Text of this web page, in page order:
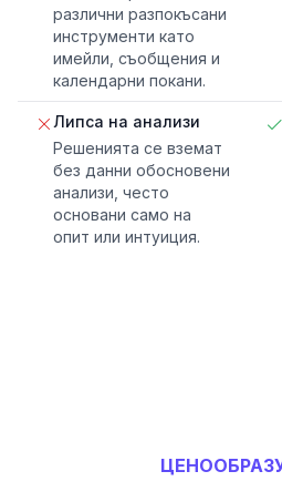
различни разпокъсани
инструменти като
имейли, съобщения и
календарни покани.
Липса на анализи
Решенията се вземат
без данни обосновени
анализи, често
основани само на
опит или интуиция.